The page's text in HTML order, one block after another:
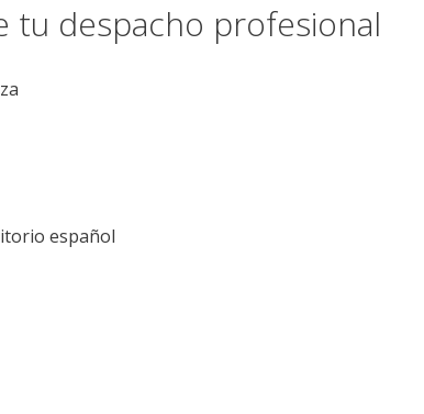
tu despacho profesional
español